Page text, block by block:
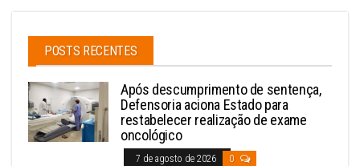
POSTS RECENTES
Após descumprimento de sentença,
Defensoria aciona Estado para
restabelecer realização de exame
oncológico
7 de agosto de 2026 0